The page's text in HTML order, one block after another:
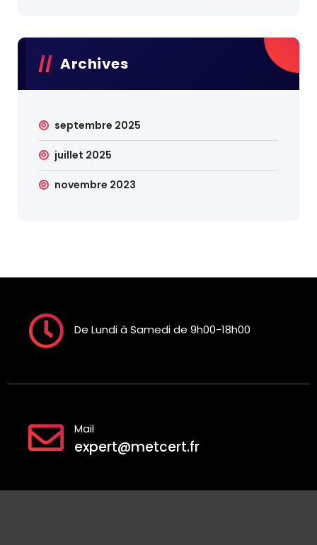
Archives
septembre 2025
juillet 2025
novembre 2023
De Lundi à Samedi de 9h00-18h00
Mail
expert@metcert.fr